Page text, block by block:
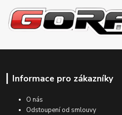
Informace pro zákazníky
O nás
Odstoupení od smlouvy